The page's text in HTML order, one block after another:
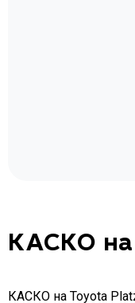
КАСКО на
КАСКО на Toyota